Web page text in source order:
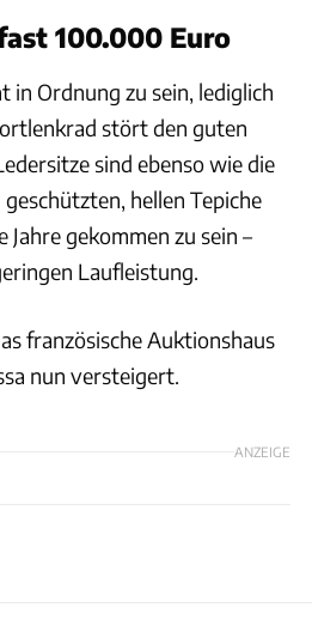
100.000 Euro
in Ordnung zu sein, lediglich
stört den guten
sind ebenso wie die
hellen Tepiche
Jahre gekommen zu sein –
Laufleistung.
französische Auktionshaus
nun versteigert.
ANZEIGE